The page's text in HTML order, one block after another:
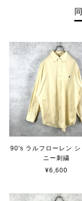
90's ラルフローレン シ
ニー刺繍
¥6,600